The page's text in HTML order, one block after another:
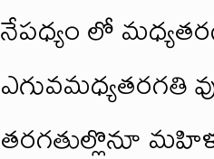
నేపధ్యం లో
ఎగువమధ్యతరగతి
తరగతుల్లొనూ